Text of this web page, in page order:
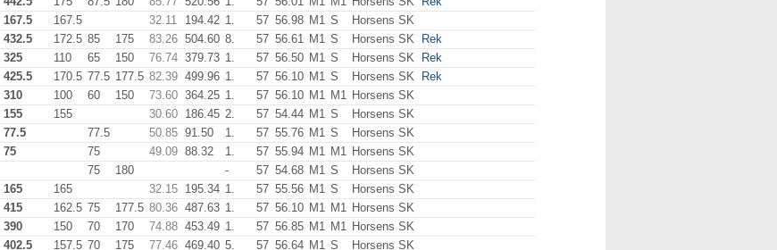
167.5 167.5 32.11 194.42 1. 57 56.98 M1 S
Horsens SK
432.5 172.5 85 175 83.26 504.60 8. 57 56.61 M1 S Horsens SK
Rek
325 110 65 150 76.74 379.73 1. 57 56.50 M1 S Horsens SK
Rek
425.5 170.5 77.5 177.5 82.39 499.96 1. 57 56.10 M1 S Horsens SK
Rek
310 100 60 150 73.60 364.25 1. 57 56.10 M1 M1 Horsens SK
155 155 30.60 186.45 2. 57 54.44 M1 S
Horsens SK
77.5 77.5 50.85 91.50 1. 57 55.76 M1 S
Horsens SK
75 75 49.09 88.32 1. 57 55.94 M1 M1 Horsens SK
75 180 - 57 54.68 M1 S
Horsens SK
165 165 32.15 195.34 1. 57 55.56 M1 S
Horsens SK
415 162.5 75 177.5 80.36 487.63 1. 57 56.10 M1 M1 Horsens SK
390 150 70 170 74.88 453.49 1. 57 56.85 M1 M1 Horsens SK
402.5 157.5 70 175 77.46 469.40 5. 57 56.64 M1 S
Horsens SK